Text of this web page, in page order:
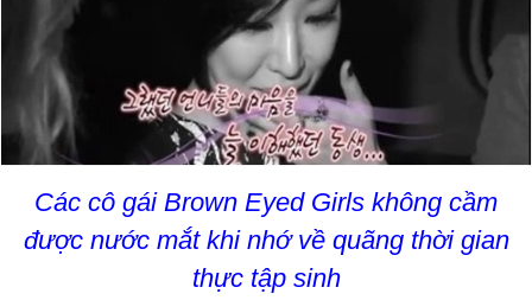
Các cô gái Brown Eyed Girls không cầm
được nước mắt khi nhớ về quãng thời gian
thực tập sinh